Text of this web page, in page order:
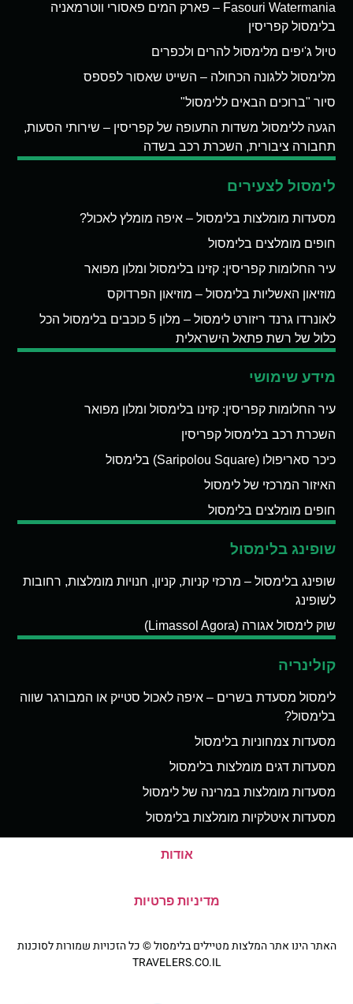
Fasouri Watermania – פארק המים פאסורי ווטרמאניה
בלימסול קפריסין
טיול ג'יפים מלימסול להרים ולכפרים
מלימסול ללגונה הכחולה – השייט שאסור לפספס
סיור "ברוכים הבאים ללימסול"
הגעה ללימסול משדות התעופה של קפריסין – שירותי הסעות,
תחבורה ציבורית, השכרת רכב בשדה
לימסול לצעירים
מסעדות מומלצות בלימסול – איפה מומלץ לאכול?
חופים מומלצים בלימסול
עיר החלומות קפריסין: קזינו בלימסול ומלון מפואר
מוזיאון האשליות בלימסול – מוזיאון הפרדוקס
לאונרדו גרנד ריזורט לימסול – מלון 5 כוכבים בלימסול הכל
כלול של רשת פתאל הישראלית
מידע שימושי
עיר החלומות קפריסין: קזינו בלימסול ומלון מפואר
השכרת רכב בלימסול קפריסין
כיכר סאריפולו (Saripolou Square) בלימסול
האיזור המרכזי של לימסול
חופים מומלצים בלימסול
שופינג בלימסול
שופינג בלימסול – מרכזי קניות, קניון, חנויות מומלצות, רחובות
לשופינג
שוק לימסול אגורה (Limassol Agora)
קולינריה
לימסול מסעדת בשרים – איפה לאכול סטייק או המבורגר שווה
בלימסול?
מסעדות צמחוניות בלימסול
מסעדות דגים מומלצות בלימסול
מסעדות מומלצות במרינה של לימסול
מסעדות איטלקיות מומלצות בלימסול
אודות
מדיניות פרטיות
האתר הינו אתר המלצות מטיילים בלימסול © כל הזכויות שמורות לסוכנות
TRAVELERS.CO.IL